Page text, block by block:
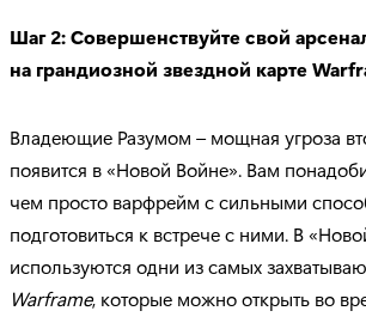
Шаг 2: Совершенствуйте свой
на грандиозной звездной карте
Владеющие Разумом – мощная угроза
появится в «Новой Войне». Вам
чем просто варфрейм с сильными
подготовиться к встрече с ними. В
используются одни из самых
Warframe, которые можно открыть во